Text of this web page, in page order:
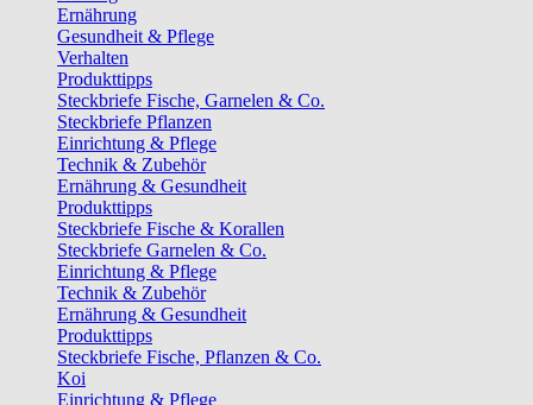
Ernährung
Gesundheit & Pflege
Verhalten
Produkttipps
Steckbriefe Fische, Garnelen & Co.
Steckbriefe Pflanzen
Einrichtung & Pflege
Technik & Zubehör
Ernährung & Gesundheit
Produkttipps
Steckbriefe Fische & Korallen
Steckbriefe Garnelen & Co.
Einrichtung & Pflege
Technik & Zubehör
Ernährung & Gesundheit
Produkttipps
Steckbriefe Fische, Pflanzen & Co.
Koi
Einrichtung & Pflege